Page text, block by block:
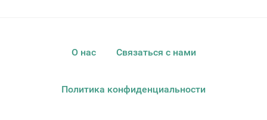
О нас Связаться с нами
Политика конфиденциальности